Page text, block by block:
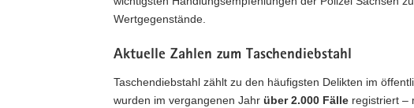
Wertgegenstände.
Aktuelle Zahlen zum Taschendiebstahl
Taschendiebstahl zählt zu den häufigsten Delikten im
wurden im vergangenen Jahr über 2.000 Fälle registriert –